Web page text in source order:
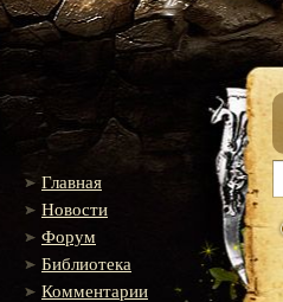
Главная
Новости
Форум
Библиотека
Комментарии